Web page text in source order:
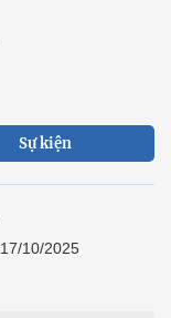
Sự kiện
10/2025